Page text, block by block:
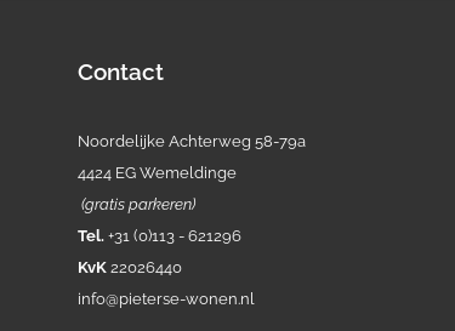
Contact
Noordelijke Achterweg 58-79a
4424 EG Wemeldinge
(gratis parkeren)
Tel.+31 (0)113 - 621296
KvK 22026440
info@pieterse-wonen.nl